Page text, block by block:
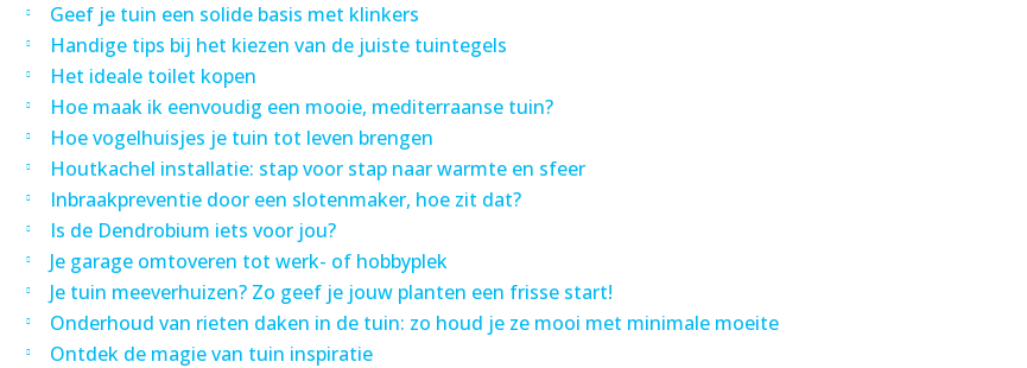
Geef je tuin een solide basis met klinkers
Handige tips bij het kiezen van de juiste tuintegels
Het ideale toilet kopen
Hoe maak ik eenvoudig een mooie, mediterraanse tuin?
Hoe vogelhuisjes je tuin tot leven brengen
Houtkachel installatie: stap voor stap naar warmte en sfeer
Inbraakpreventie door een slotenmaker, hoe zit dat?
Is de Dendrobium iets voor jou?
Je garage omtoveren tot werk- of hobbyplek
Je tuin meeverhuizen? Zo geef je jouw planten een frisse start!
Onderhoud van rieten daken in de tuin: zo houd je ze mooi met minimale moeite
Ontdek de magie van tuin inspiratie